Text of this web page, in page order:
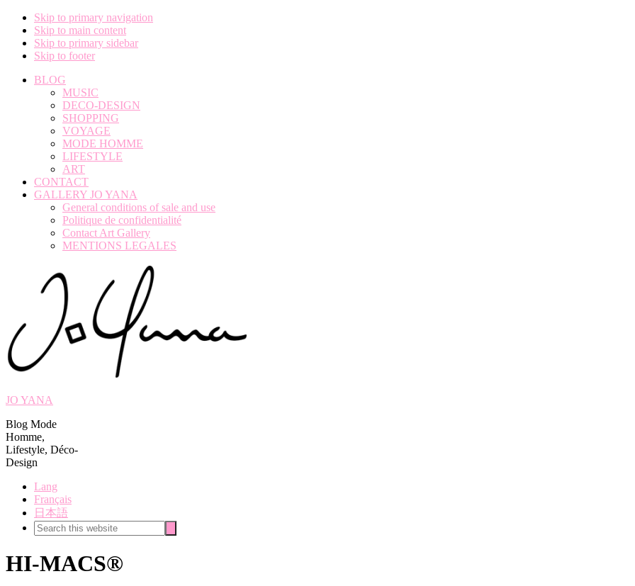
Skip to primary navigation
Skip to main content
Skip to primary sidebar
Skip to footer
BLOG
MUSIC
DECO-DESIGN
SHOPPING
VOYAGE
MODE HOMME
LIFESTYLE
ART
CONTACT
GALLERY JO YANA
General conditions of sale and use
Politique de confidentialité
Contact Art Gallery
MENTIONS LEGALES
JO YANA
Blog Mode
Homme,
Lifestyle, Déco-
Design
Lang
Français
日本語
Search
this
HI-MACS®